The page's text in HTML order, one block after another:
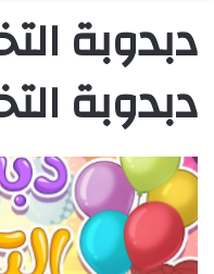
دبدوبة
دبدوبة